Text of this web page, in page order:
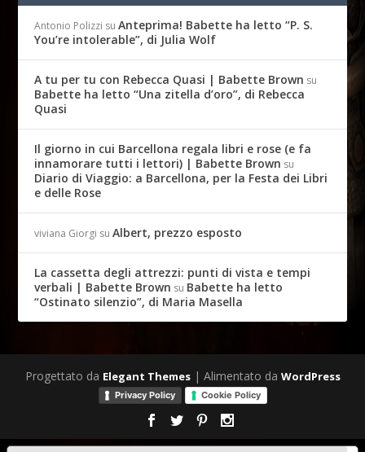
Antonio Polizzi suAnteprima! Babette ha letto “P. S.
You’re intolerable”, di Julia Wolf
A tu per tu con Rebecca Quasi | Babette Brown su
Babette ha letto “Una zitella d’oro”, di Rebecca
Quasi
Il giorno in cui Barcellona regala libri e rose (e fa
innamorare tutti i lettori) | Babette Brown su
Diario di Viaggio: a Barcellona, per la Festa dei Libri
e delle Rose
viviana Giorgi suAlbert, prezzo esposto
La cassetta degli attrezzi: punti di vista e tempi
verbali | Babette Brown su Babette ha letto
“Ostinato silenzio”, di Maria Masella
Progettato da Elegant Themes| Alimentato da WordPress
Privacy Policy Cookie Policy